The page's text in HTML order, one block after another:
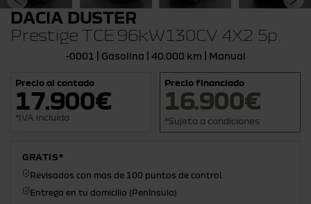
DACIA DUSTER
Prestige TCE 96kW130CV 4X2 5p.
-0001 | Gasolina | 40.000 km | Manual
Precio al contado
17.900€
*IVA incluido
Precio financiado
16.900€
*Sujeto a condiciones
GRATIS*
Revisados con mas de 100 puntos de control.
Entrega en tu domicilio (Península)